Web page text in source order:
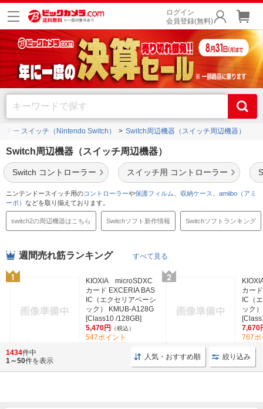
ログイン
会員登録(無料)
ドー スイッチ（Nintendo Switch） Switch周辺機器（スイッチ周辺機器）
Switch周辺機器（スイッチ周辺機器）
Switch コントローラー スイッチ用 コントローラー
ニンテンドースイッチ用のコントローラーや保護フィルム 収納ケース
amiibo（アミ
ーボ） などを取り揃えております。
switch2の周辺機器はこちら Switchソフト新作情報 Switchソフトランキング
週間売れ筋ランキング すべて見る
KIOXIA microSDXC
カード EXCERIA BAS
IC（エクセリアベーシ
ック） KMUB-A128G
[Class10 /128GB]
5,470円
（税込）
547ポイント
カー
IC（
ック
7,670
767ポ
1434件中
1～50件を表示 人気・おすすめ順 絞り込み